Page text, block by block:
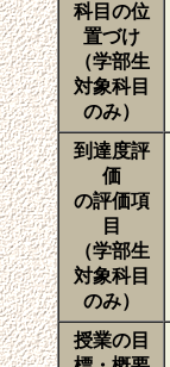
科目の位
置づけ
（学部生
対象科目
のみ）
到達度評
価
の評価項
目
（学部生
対象科目
のみ）
授業の目